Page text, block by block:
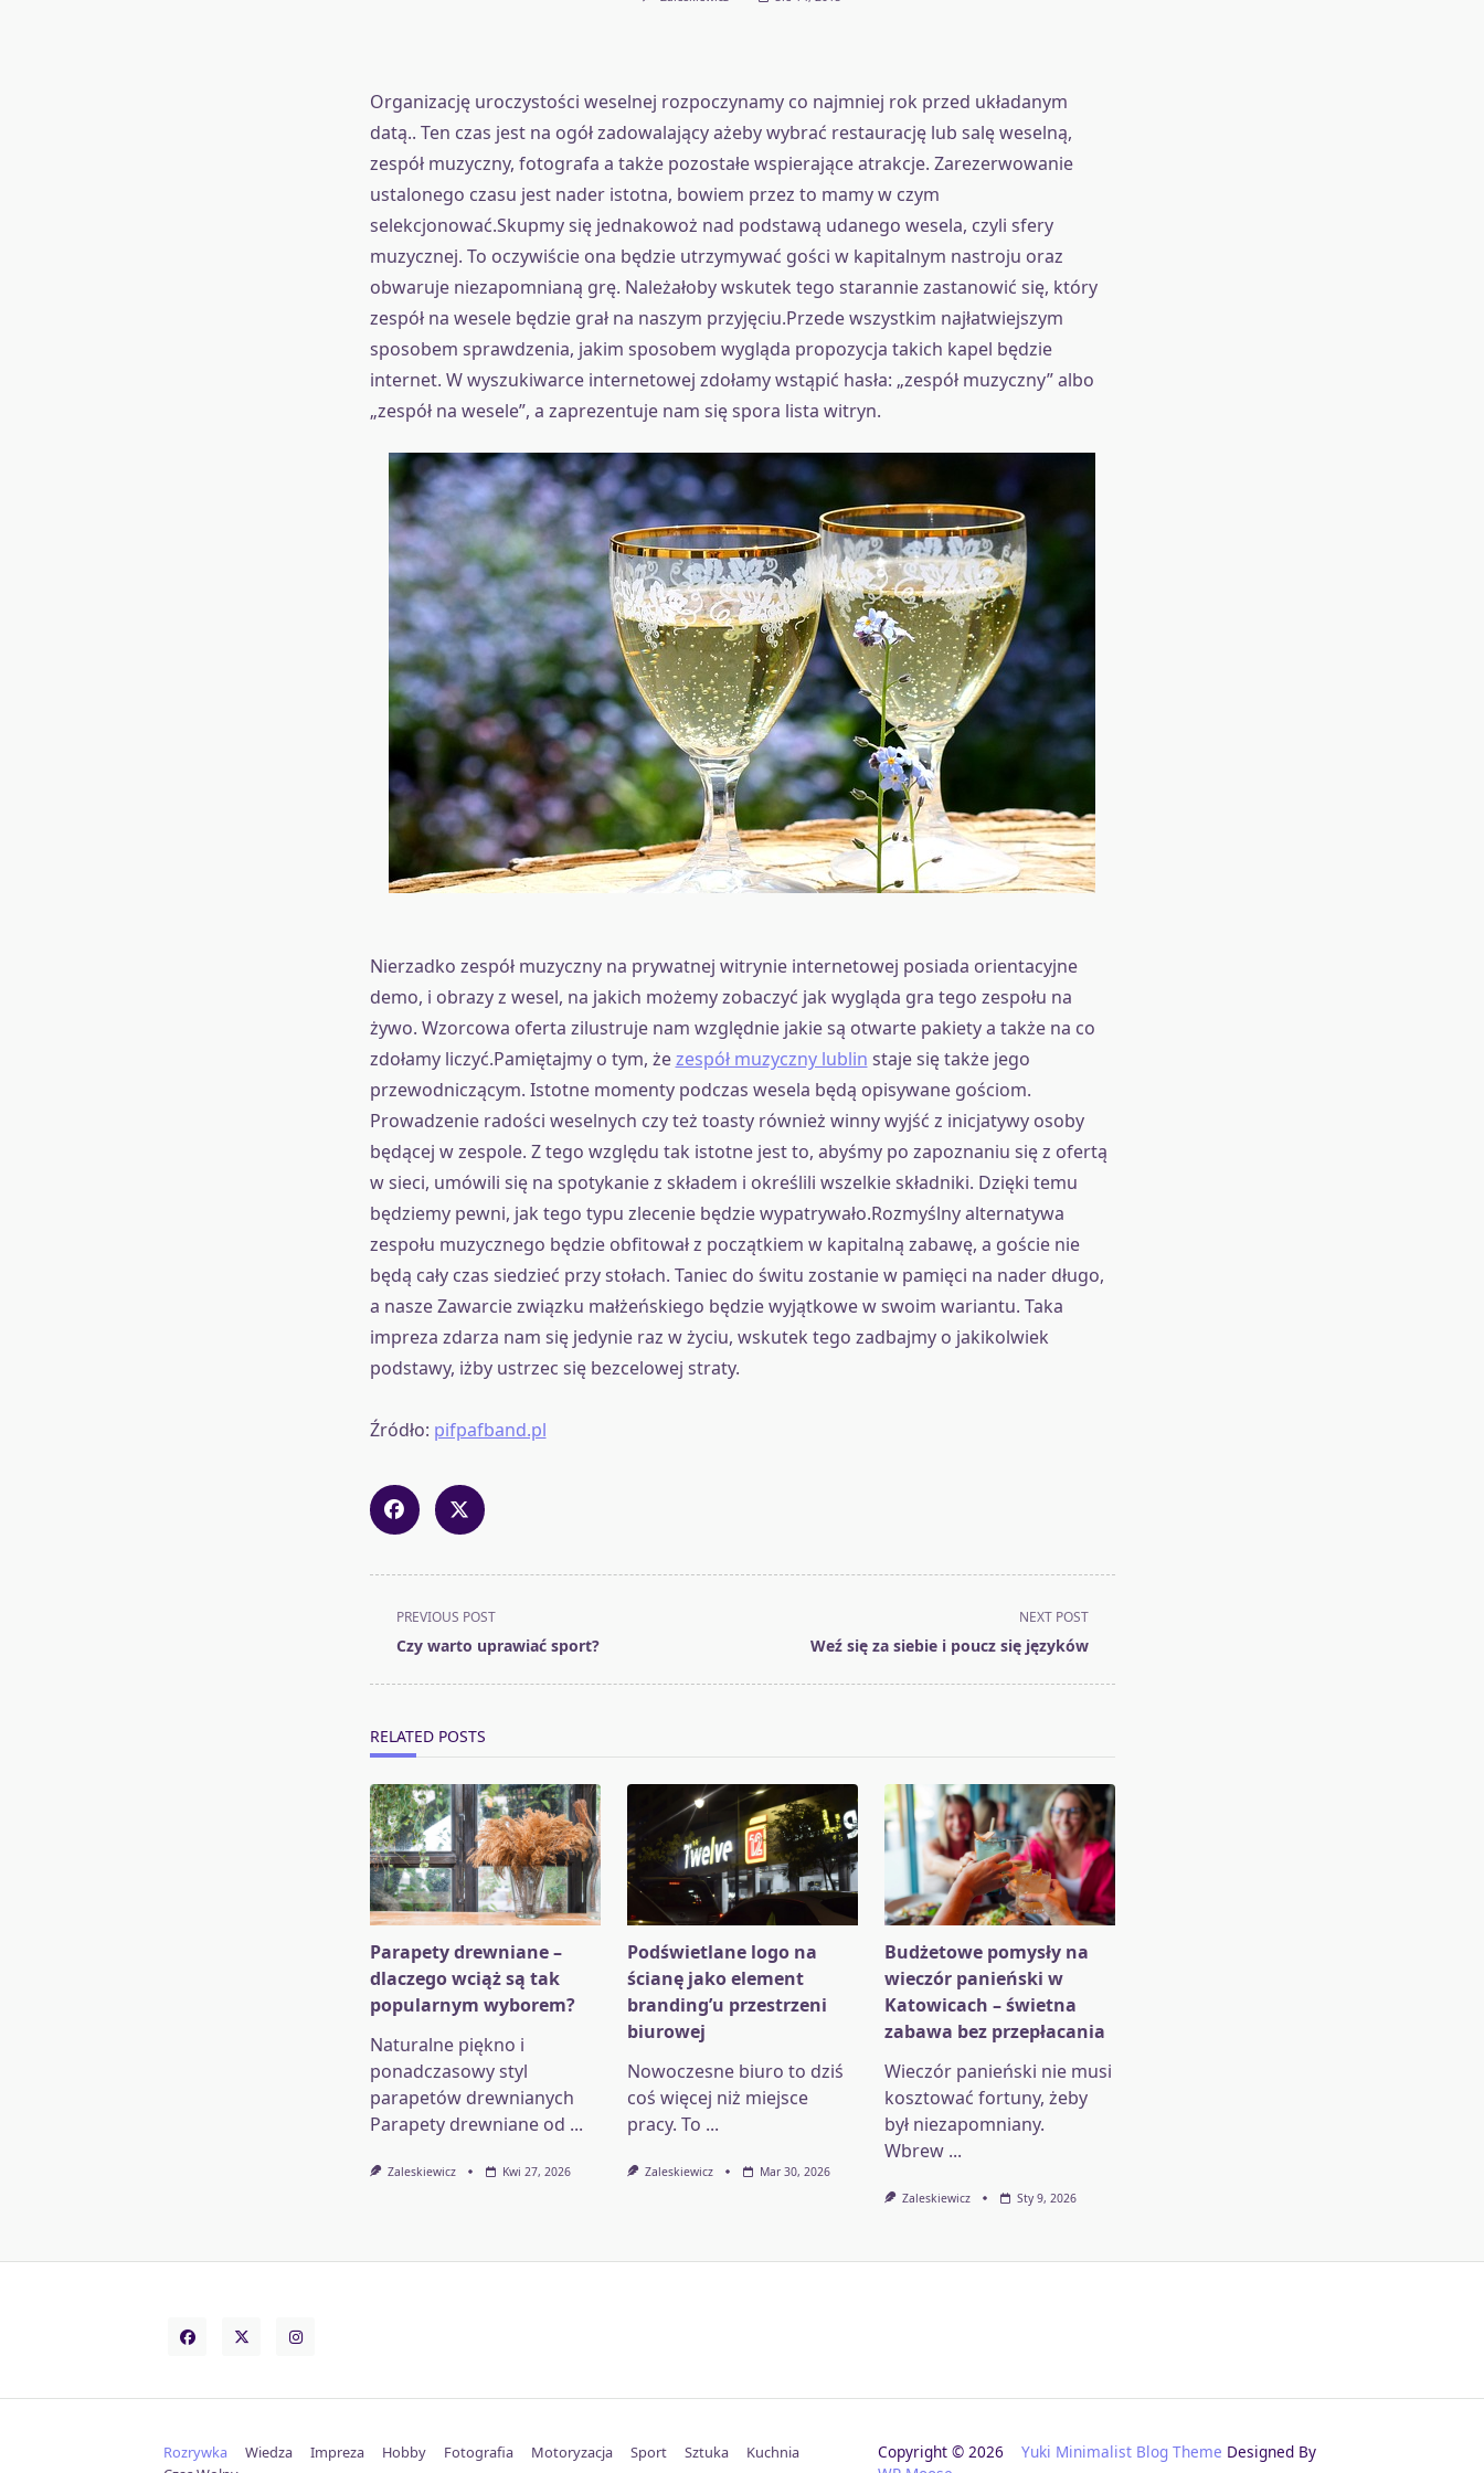
Organizację uroczystości weselnej rozpoczynamy co najmniej rok przed układanym
datą.. Ten czas jest na ogół zadowalający ażeby wybrać restaurację lub salę weselną,
zespół muzyczny, fotografa a także pozostałe wspierające atrakcje. Zarezerwowanie
ustalonego czasu jest nader istotna, bowiem przez to mamy w czym
selekcjonować.Skupmy się jednakowoż nad podstawą udanego wesela, czyli sfery
muzycznej. To oczywiście ona będzie utrzymywać gości w kapitalnym nastroju oraz
obwaruje niezapomnianą grę. Należałoby wskutek tego starannie zastanowić się, który
zespół na wesele będzie grał na naszym przyjęciu.Przede wszystkim najłatwiejszym
sposobem sprawdzenia, jakim sposobem wygląda propozycja takich kapel będzie
internet. W wyszukiwarce internetowej zdołamy wstąpić hasła: „zespół muzyczny” albo
„zespół na wesele”, a zaprezentuje nam się spora lista witryn.
Nierzadko zespół muzyczny na prywatnej witrynie internetowej posiada orientacyjne
demo, i obrazy z wesel, na jakich możemy zobaczyć jak wygląda gra tego zespołu na
żywo. Wzorcowa oferta zilustruje nam względnie jakie są otwarte pakiety a także na co
zdołamy liczyć.Pamiętajmy o tym, żezespół muzyczny lublin staje się także jego
przewodniczącym. Istotne momenty podczas wesela będą opisywane gościom.
Prowadzenie radości weselnych czy też toasty również winny wyjść z inicjatywy osoby
będącej w zespole. Z tego względu tak istotne jest to, abyśmy po zapoznaniu się z ofertą
w sieci, umówili się na spotykanie z składem i określili wszelkie składniki. Dzięki temu
będziemy pewni, jak tego typu zlecenie będzie wypatrywało.Rozmyślny alternatywa
zespołu muzycznego będzie obfitował z początkiem w kapitalną zabawę, a goście nie
będą cały czas siedzieć przy stołach. Taniec do świtu zostanie w pamięci na nader długo,
a nasze Zawarcie związku małżeńskiego będzie wyjątkowe w swoim wariantu. Taka
impreza zdarza nam się jedynie raz w życiu, wskutek tego zadbajmy o jakikolwiek
podstawy, iżby ustrzec się bezcelowej straty.
Źródło: pifpafband.pl
<span
class="nav-
text">Page</span>
PREVIOUS POST
Czy warto uprawiać sport?
NEXT POST
Weź się za siebie i poucz się języków
RELATED POSTS
Parapety drewniane –
dlaczego wciąż są tak
popularnym wyborem?
Naturalne piękno i
ponadczasowy styl
parapetów drewnianych
Parapety drewniane od ...
Zaleskiewicz Kwi 27, 2026
Podświetlane logo na
ścianę jako element
branding’u przestrzeni
biurowej
Nowoczesne biuro to dziś
coś więcej niż miejsce
pracy. To ...
Zaleskiewicz Mar 30, 2026
Budżetowe pomysły na
wieczór panieński w
Katowicach – świetna
zabawa bez przepłacania
Wieczór panieński nie musi
kosztować fortuny, żeby
był niezapomniany.
Wbrew ...
Zaleskiewicz Sty 9, 2026
Rozrywka Wiedza Impreza Hobby Fotografia Motoryzacja Sport Sztuka
Kuchnia
Copyright © 2026Yuki Minimalist Blog Theme Designed By